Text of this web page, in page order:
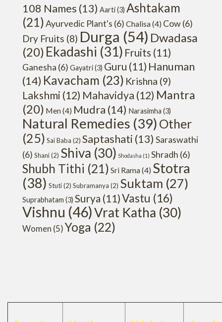
108 Names (13) Aarti(3) Ashtakam
(21)Ayurvedic Plant's (6) Chalisa(4) Cow(6)
Dry Fruits (8) Durga (54) Dwadasa
(20) Ekadashi (31) Fruits (11)
Ganesha (6) Gayatri(3) Guru (11) Hanuman
(14) Kavacham (23) Krishna (9)
Lakshmi (12) Mahavidya (12) Mantra
(20) Men(4) Mudra (14) Narasimha (3)
Natural Remedies (39) Other
(25) Sai Baba (2) Saptashati (13) Saraswathi
(6) Shani(2) Shiva (30) Shodasha (1) Shradh (6)
Shubh Tithi (21) Sri Rama(4) Stotra
(38) Stuti(2) Subramanya (2) Suktam (27)
Suprabhatam (3) Surya (11)Vastu (16)
Vishnu (46)Vrat Katha (30)
Women (5)Yoga (22)